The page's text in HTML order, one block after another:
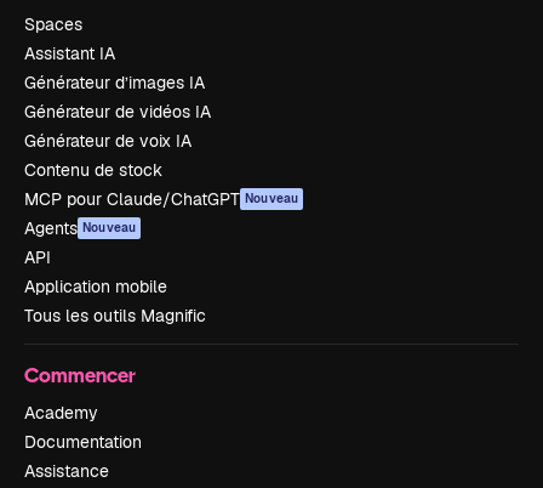
Spaces
Assistant IA
Générateur d’images IA
Générateur de vidéos IA
Générateur de voix IA
Contenu de stock
MCP pour Claude/ChatGPT Nouveau
Agents Nouveau
API
Application mobile
Tous les outils Magnific
Commencer
Academy
Documentation
Assistance